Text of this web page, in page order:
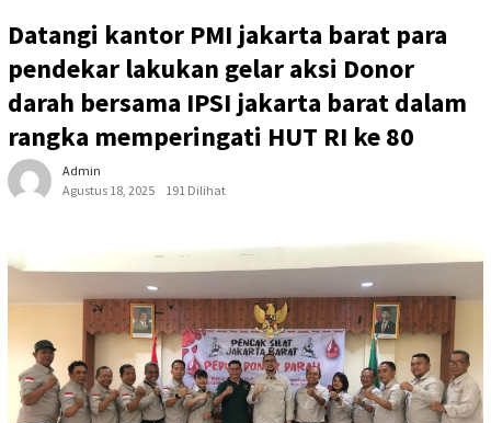
Datangi kantor PMI jakarta barat para
pendekar lakukan gelar aksi Donor
darah bersama IPSI jakarta barat dalam
rangka memperingati HUT RI ke 80
Admin
Agustus 18, 2025
191 Dilihat